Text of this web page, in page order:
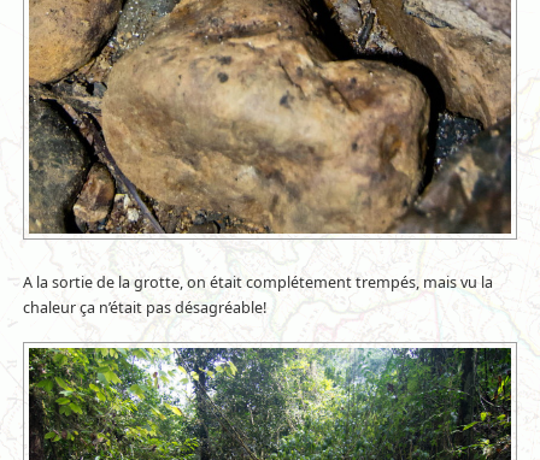
A la sortie de la grotte, on était complétement trempés, mais vu la
chaleur ça n’était pas désagréable!